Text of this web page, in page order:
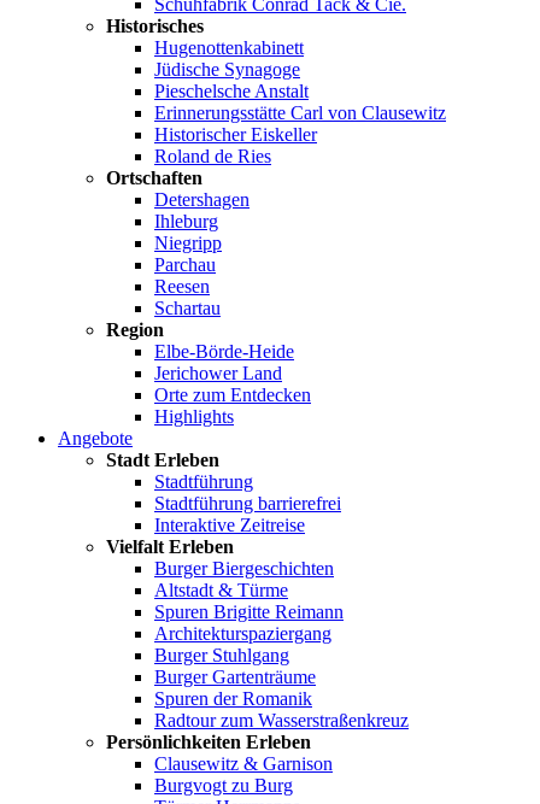
Schuhfabrik Conrad Tack & Cie.
Historisches
Hugenottenkabinett
Jüdische Synagoge
Pieschelsche Anstalt
Erinnerungsstätte Carl von Clausewitz
Historischer Eiskeller
Roland de Ries
Ortschaften
Detershagen
Ihleburg
Niegripp
Parchau
Reesen
Schartau
Region
Elbe-Börde-Heide
Jerichower Land
Orte zum Entdecken
Highlights
Angebote
Stadt Erleben
Stadtführung
Stadtführung barrierefrei
Interaktive Zeitreise
Vielfalt Erleben
Burger Biergeschichten
Altstadt & Türme
Spuren Brigitte Reimann
Architekturspaziergang
Burger Stuhlgang
Burger Gartenträume
Spuren der Romanik
Radtour zum Wasserstraßenkreuz
Persönlichkeiten Erleben
Clausewitz & Garnison
Burgvogt zu Burg